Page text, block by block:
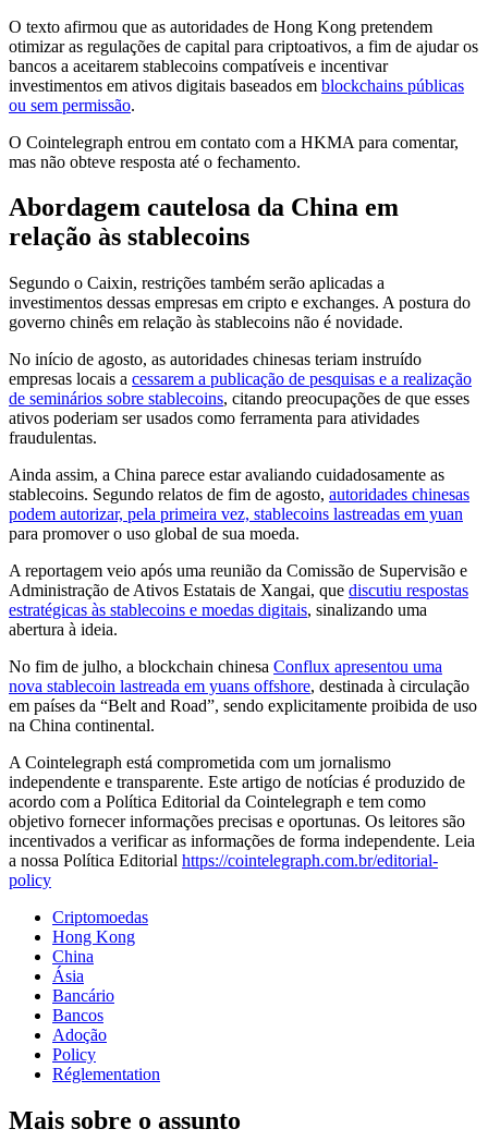
O texto afirmou que as autoridades de Hong Kong pretendem
otimizar as regulações de capital para criptoativos, a fim de ajudar os
bancos a aceitarem stablecoins compatíveis e incentivar
investimentos em ativos digitais baseados em blockchains públicas
ou sem permissão.
O Cointelegraph entrou em contato com a HKMA para comentar,
mas não obteve resposta até o fechamento.
Abordagem cautelosa da China em
relação às stablecoins
Segundo o Caixin, restrições também serão aplicadas a
investimentos dessas empresas em cripto e exchanges. A postura do
governo chinês em relação às stablecoins não é novidade.
No início de agosto, as autoridades chinesas teriam instruído
empresas locais a cessarem a publicação de pesquisas e a realização
de seminários sobre stablecoins, citando preocupações de que esses
ativos poderiam ser usados como ferramenta para atividades
fraudulentas.
Ainda assim, a China parece estar avaliando cuidadosamente as
stablecoins. Segundo relatos de fim de agosto, autoridades chinesas
podem autorizar, pela primeira vez, stablecoins lastreadas em yuan
para promover o uso global de sua moeda.
A reportagem veio após uma reunião da Comissão de Supervisão e
Administração de Ativos Estatais de Xangai, que discutiu respostas
estratégicas às stablecoins e moedas digitais, sinalizando uma
abertura à ideia.
No fim de julho, a blockchain chinesa Conflux apresentou uma
nova stablecoin lastreada em yuans offshore, destinada à circulação
em países da “Belt and Road”, sendo explicitamente proibida de uso
na China continental.
A Cointelegraph está comprometida com um jornalismo
independente e transparente. Este artigo de notícias é produzido de
acordo com a Política Editorial da Cointelegraph e tem como
objetivo fornecer informações precisas e oportunas. Os leitores são
incentivados a verificar as informações de forma independente. Leia
a nossa Política Editorial https://cointelegraph.com.br/editorial-
policy
Criptomoedas
Hong Kong
China
Ásia
Bancário
Bancos
Adoção
Policy
Réglementation
Mais sobre o assunto